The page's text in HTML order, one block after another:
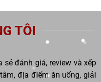
TÔI
sẻ đánh giá, review và xếp
địa điểm ăn uống, giải